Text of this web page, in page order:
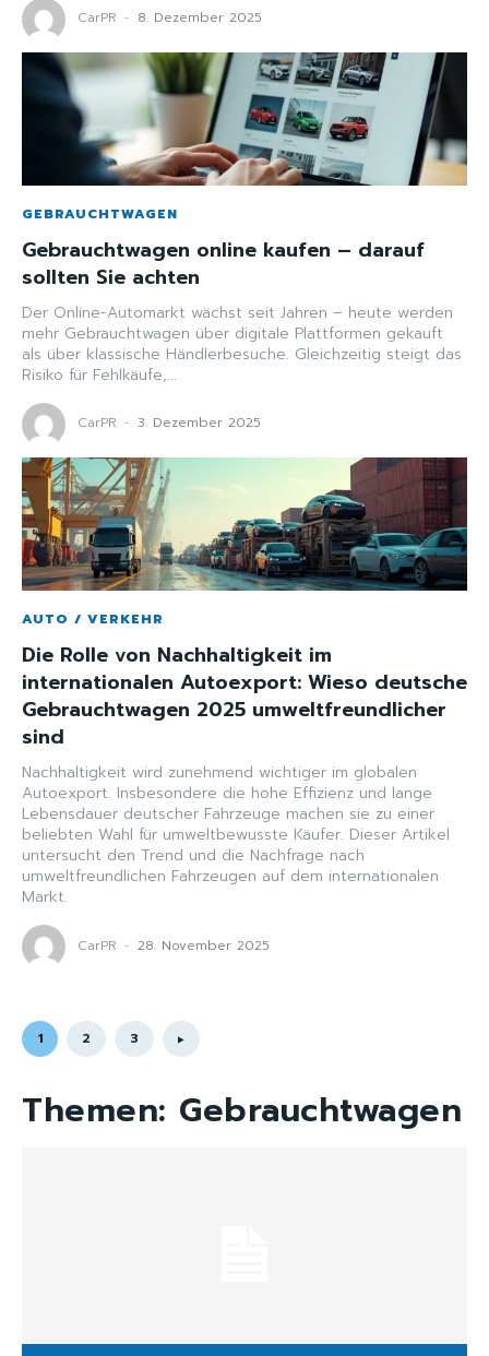
CarPR - 8. Dezember 2025
GEBRAUCHTWAGEN
Gebrauchtwagen online kaufen – darauf
sollten Sie achten
Der Online-Automarkt wächst seit Jahren – heute werden
mehr Gebrauchtwagen über digitale Plattformen gekauft
als über klassische Händlerbesuche. Gleichzeitig steigt das
Risiko für Fehlkäufe,...
CarPR - 3. Dezember 2025
AUTO / VERKEHR
Die Rolle von Nachhaltigkeit im
internationalen Autoexport: Wieso deutsche
Gebrauchtwagen 2025 umweltfreundlicher
sind
Nachhaltigkeit wird zunehmend wichtiger im globalen
Autoexport. Insbesondere die hohe Effizienz und lange
Lebensdauer deutscher Fahrzeuge machen sie zu einer
beliebten Wahl für umweltbewusste Käufer. Dieser Artikel
untersucht den Trend und die Nachfrage nach
umweltfreundlichen Fahrzeugen auf dem internationalen
Markt.
CarPR - 28. November 2025
1 2 3
Themen: Gebrauchtwagen